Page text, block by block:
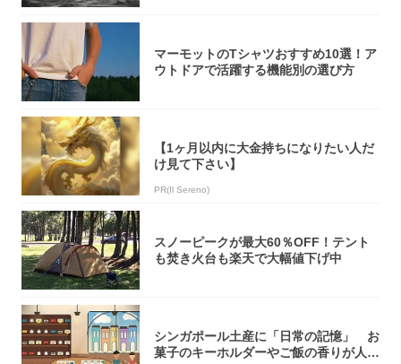
マーモットのTシャツおすすめ10選！ア
ウトドアで活躍する機能別の選び方
【1ヶ月以内に大金持ちになりたい人だ
け見て下さい】
PR(Il Sereno)
スノーピークが最大60％OFF！テント
も焚き火台も楽天で大幅値下げ中
シンガポール土産に「日常の記憶」 お
菓子のキーホルダーやご飯の香りが人気